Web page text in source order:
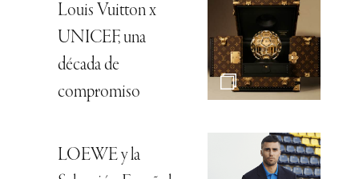
Louis Vuitton x
UNICEF, una
década de
compromiso
LOEWE y la